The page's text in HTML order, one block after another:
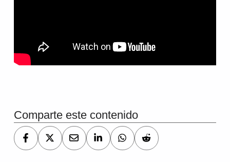
Comparte este contenido